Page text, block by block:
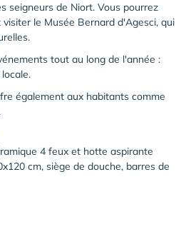
seigneurs de Niort. Vous pourrez
le Musée Bernard d'Agesci, qui
tout au long de l'année :
également aux habitants comme
4 feux et hotte aspirante
cm, siège de douche, barres de